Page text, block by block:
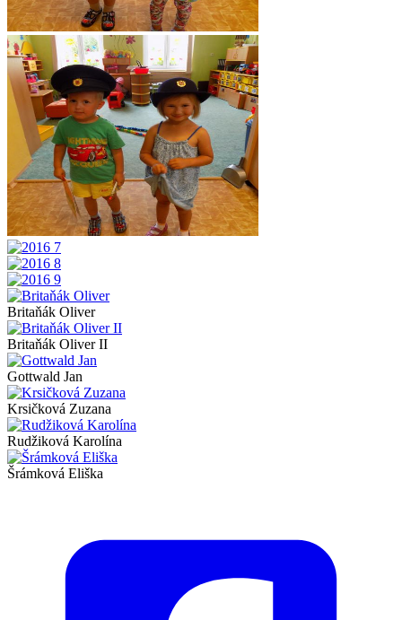
Britaňák Oliver
Britaňák Oliver II
Gottwald Jan
Krsičková Zuzana
Rudžiková Karolína
Šrámková Eliška